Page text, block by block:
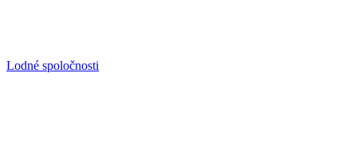
Lodné spoločnosti